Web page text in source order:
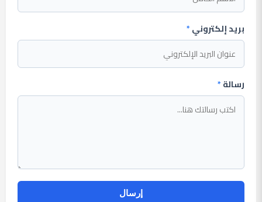
بريد إلكتروني*
رسالة*